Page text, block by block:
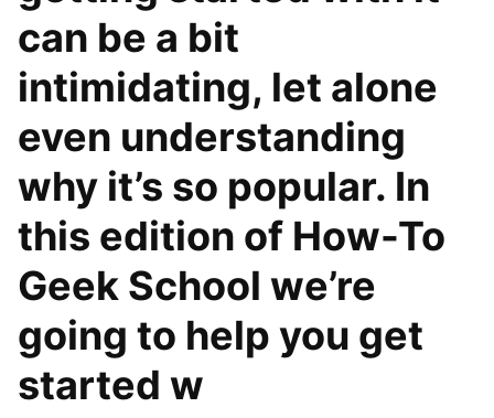
can be a bit
intimidating, let alone
even understanding
why it’s so popular. In
this edition of How-To
Geek School we’re
going to help you get
started w